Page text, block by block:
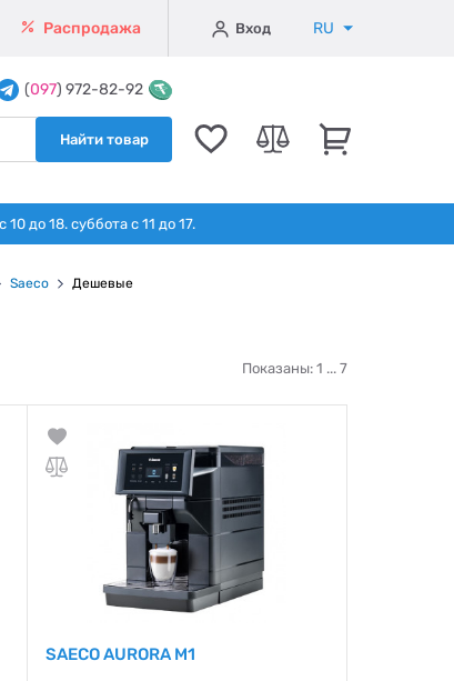
Распродажа Вход RU
(097) 972-82-92
Найти товар
до 18. суббота с 11 до 17.
Saeco Дешевые
Показаны: 1 ... 7
SAECO AURORA M1